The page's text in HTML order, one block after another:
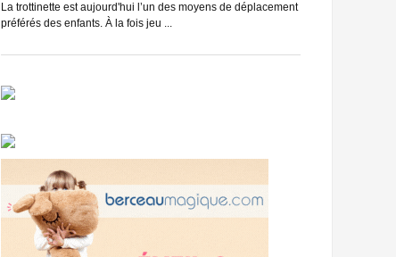
La trottinette est aujourd'hui l’un des moyens de déplacement
préférés des enfants. À la fois jeu ...